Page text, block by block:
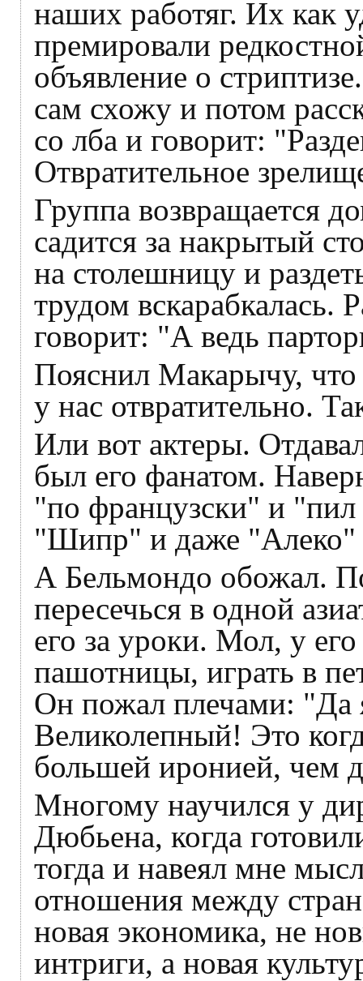
наших работяг. Их как
премировали
объявление о
сам схожу и потом
со лба и говорит:
Отвратительное
Группа возвращается
садится за накрытый
на столешницу и
трудом вскарабкалась.
говорит: "А ведь
Пояснил Макарычу, что
у нас отвратительно.
Или вот актеры.
был его фанатом.
"по французски" и
"Шипр" и даже "Алеко"
А Бельмондо обожал.
пересечься в одной
его за уроки. Мол, у его
пашотницы, играть в
Он пожал плечами: "Да
Великолепный! Это
большей иронией, чем
Многому научился у
Дюбьена, когда
тогда и навеял мне
отношения между
новая экономика, не
интриги, а новая